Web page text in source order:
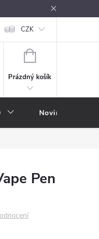
kouření Nákupní rádce
CZK
NÁKUPNÍ
Prázdný košík
Novinky
Pen